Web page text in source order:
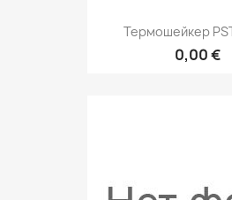
Термошейкер
0,00 €